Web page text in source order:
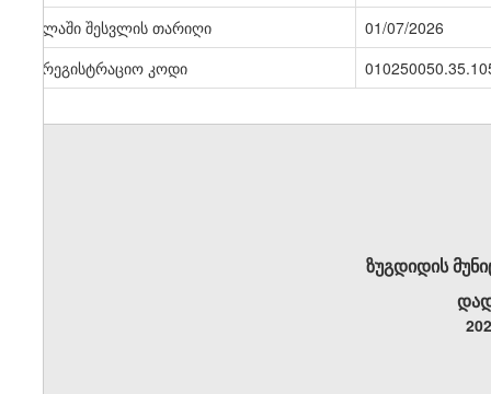
ძალაში შესვლის თარიღი
01/07/2026
სარეგისტრაციო კოდი
ზუგდიდის